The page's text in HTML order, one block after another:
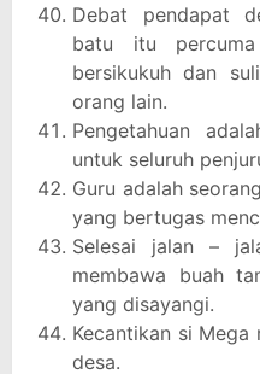
Debat pendapat
batu itu
bersikukuh dan
orang lain.
Pengetahuan
untuk seluruh
Guru adalah
yang bertugas
Selesai jalan –
membawa buah
yang disayangi.
Kecantikan si Mega
desa.